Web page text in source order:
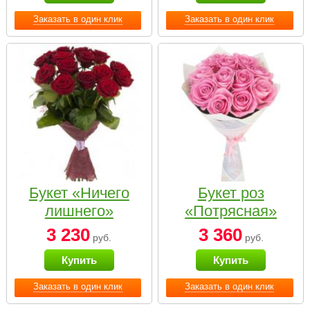
Заказать в один клик Заказать в один клик
Заказать в один клик
Букет «Ничего
лишнего»
3 230 руб.
Купить
Заказать в один клик
Букет роз
«Потрясная»
3 360руб.
Купить